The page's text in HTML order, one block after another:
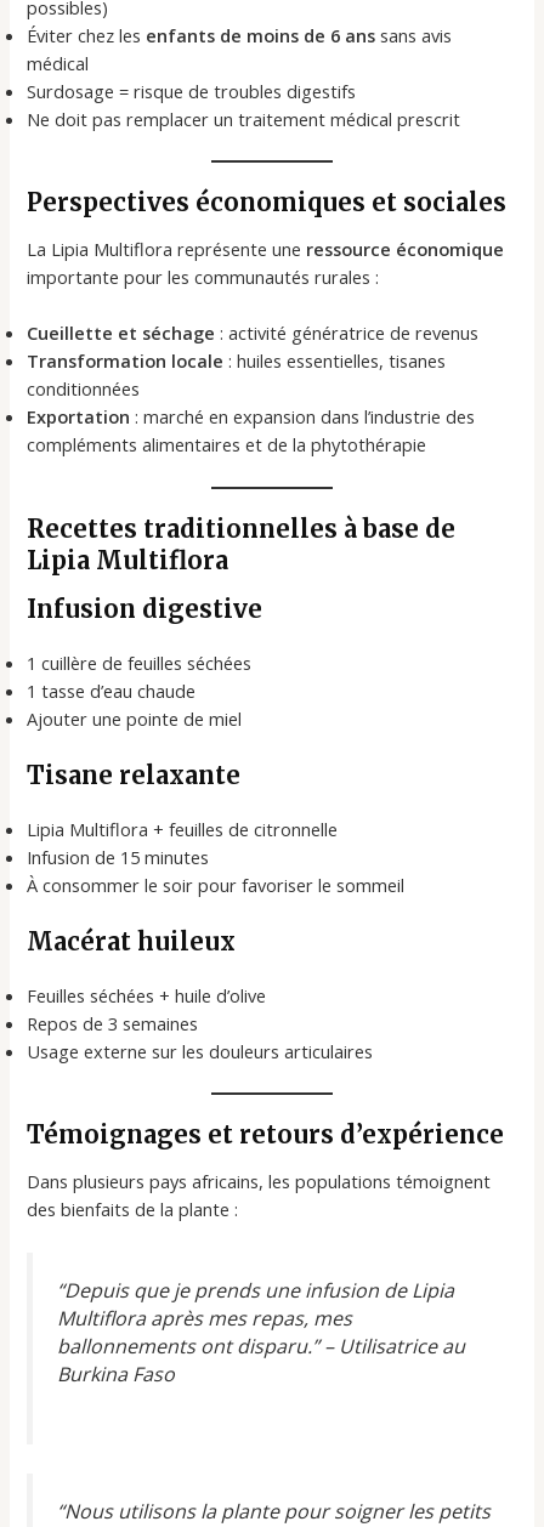
possibles)
Éviter chez les enfants de moins de 6 ans sans avis
médical
Surdosage = risque de troubles digestifs
Ne doit pas remplacer un traitement médical prescrit
Perspectives économiques et sociales
La Lipia Multiflora représente une ressource économique
importante pour les communautés rurales :
Cueillette et séchage : activité génératrice de revenus
Transformation locale : huiles essentielles, tisanes
conditionnées
Exportation : marché en expansion dans l’industrie des
compléments alimentaires et de la phytothérapie
Recettes traditionnelles à base de
Lipia Multiflora
Infusion digestive
1 cuillère de feuilles séchées
1 tasse d’eau chaude
Ajouter une pointe de miel
Tisane relaxante
Lipia Multiflora + feuilles de citronnelle
Infusion de 15 minutes
À consommer le soir pour favoriser le sommeil
Macérat huileux
Feuilles séchées + huile d’olive
Repos de 3 semaines
Usage externe sur les douleurs articulaires
Témoignages et retours d’expérience
Dans plusieurs pays africains, les populations témoignent
des bienfaits de la plante :
“Depuis que je prends une infusion de Lipia
Multiflora après mes repas, mes
ballonnements ont disparu.” – Utilisatrice au
Burkina Faso
“Nous utilisons la plante pour soigner les petits